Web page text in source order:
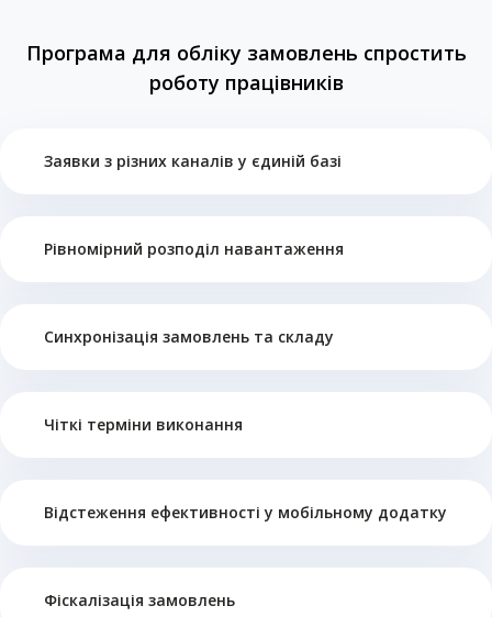
Програма для обліку замовлень спростить
роботу працівників
Заявки з різних каналів у єдиній базі
Рівномірний розподіл навантаження
Синхронізація замовлень та складу
Чіткі терміни виконання
Відстеження ефективності у мобільному додатку
Фіскалізація замовлень